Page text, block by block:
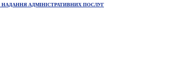
НАДАННЯ АДМІНІСТРАТИВНИХ ПОСЛУГ